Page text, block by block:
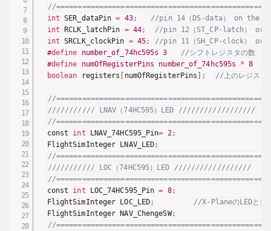
//
int SER_dataPin = 43;
//pin 14（DS-data） on the
int RCLK_latchPin = 44;
//pin 12（ST_CP-latch） on
int SRCLK_clockPin = 45;
//pin 11（SH_CP-clock） on
#define number_of_74hc595s 3
//シフトレジスタの数
#define numOfRegisterPins number_of_74hc595s * 8
boolean registers [ numOfRegisterPins ] ; //上のレジスタ
//
/////////// LNAV（74HC595）LED //////////////////
//
  const
int LNAV_74HC595_Pin= 2;
  FlightSimInteger LNAV_LED
;
//
/////////// LOC（74HC595）LED //////////////////
//
  const
int LOC_74HC595_Pin = 8;
  FlightSimInteger LOC_LED
;
//X-PlaneのLEDと接
  FlightSimInteger NAV_ChengeSW
;
//